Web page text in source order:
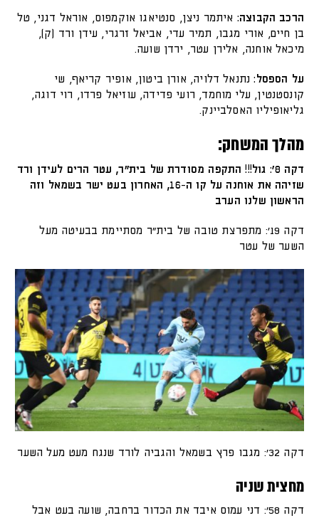
הרכב הקבוצה: איתמר ניצן, סנטיאגו אוקמפוס, אוראל דגני, טל
בן חיים, אורי מגבו, תמיר עדי, אביאל זרגרי, עידן ורד (ק),
מיכאל אוחנה, אלירן עטר, ירדן שועה.
על הספסל: נתנאל דלויה, אורן ביטון, אופיר קריאף, שי
קונסטנטין, עלי מוחמד, רועי פדידה, עוזיאל פרדו, רוי דוגה,
גליאופיליו האסלביינק.
מהלך המשחק:
דקה 8': גול!!! התקפה מסודרת של בית"ר, עטר הרים לעידן ורד
שזיהה את אוחנה על קו ה-16, האחרון בעט ישר בשמאל וזה
הראשון שלנו הערב
דקה 19': מתפרצת טובה של בית"ר מסתיימת בבעיטה מעל
השער של עטר
דקה 32': מגבו פרץ בשמאל והגביה לורד שנגח מעט מעל השער
מחצית שניה
דקה 58': דני עמוס איבד את הכדור ברחבה, שועה בעט אבל